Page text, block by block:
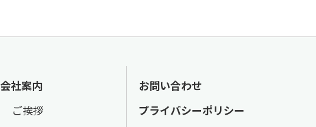
会社案内
ご挨拶
お問い合わせ
プライバシーポリシー